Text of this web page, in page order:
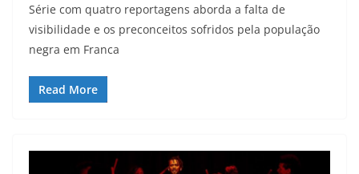
Série com quatro reportagens aborda a falta de
visibilidade e os preconceitos sofridos pela população
negra em Franca
Read More